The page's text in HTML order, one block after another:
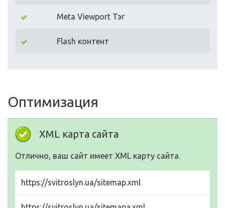
Meta Viewport Тэг
Flash контент
Оптимизация
XML карта сайта
Отлично, ваш сайт имеет XML карту сайта.
https://svitroslyn.ua/sitemap.xml